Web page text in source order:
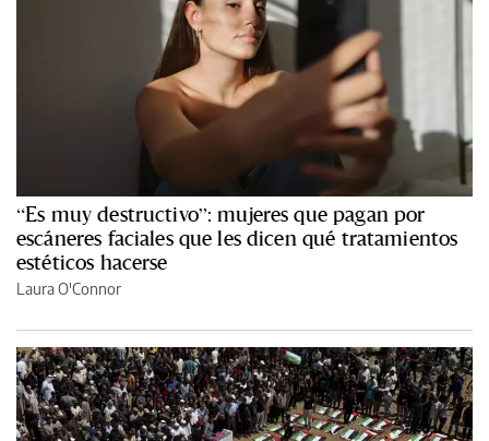
“Es muy destructivo”: mujeres que pagan por
escáneres faciales que les dicen qué tratamientos
estéticos hacerse
Laura O'Connor